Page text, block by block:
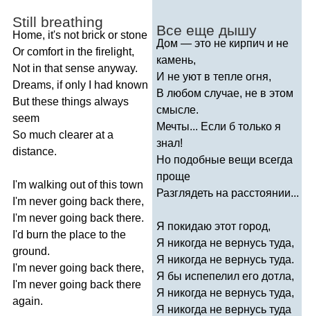
Still breathing
Home, it's not brick or stone
Or comfort in the firelight,
Not in that sense anyway.
Dreams, if only had known
But these things always
seem
So much clearer at a
distance.
I'm walking out of this town
I'm never going back there,
I'm never going back there.
I'd burn the place to the
ground.
I'm never going back there,
I'm never going back there
again.
Все еще дышу
Дом — это не кирпич и не
камень,
И не уют в тепле огня,
В любом случае, не в этом
смысле.
Мечты... Если б только я
знал!
Но подобные вещи всегда
проще
Разглядеть на расстоянии...
Я покидаю этот город,
Я никогда не вернусь туда,
Я никогда не вернусь туда.
Я бы испепелил его дотла,
Я никогда не вернусь туда,
Я никогда не вернусь туда